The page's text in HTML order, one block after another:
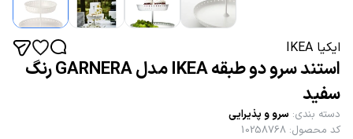
ایکیا IKEA
استند سرو دو طبقه IKEA مدل GARNERA رنگ
سفید
دسته بندی: سرو و پذیرایی
کد محصول:
10258768